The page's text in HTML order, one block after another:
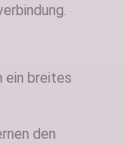
ein breites
den